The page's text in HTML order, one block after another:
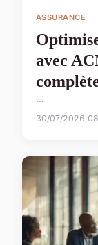
ASSURANCE
avec
...
30/07/2026